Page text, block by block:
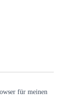
für meinen